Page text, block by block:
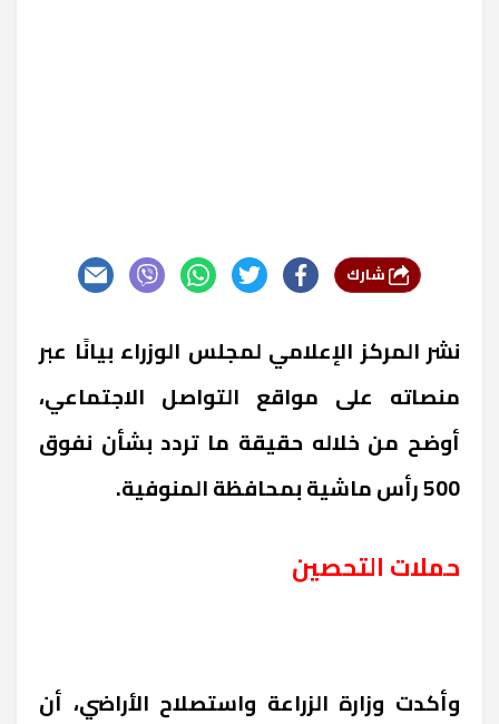
نشر المركز الإعلامي لمجلس الوزراء بيانًا عبر
منصاته على مواقع التواصل الاجتماعي،
أوضح من خلاله حقيقة ما تردد بشأن نفوق
500 رأس ماشية بمحافظة المنوفية.
حملات التحصين
وأكدت وزارة الزراعة واستصلاح الأراضي، أن